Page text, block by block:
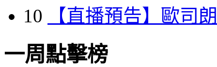
10
【直播預告】歐司
一周點擊榜